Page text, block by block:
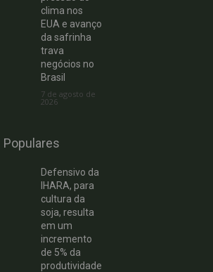
clima nos
EUA e avanço
da safrinha
trava
negócios no
Brasil
7 de agosto de
2026
Populares
Defensivo da
IHARA, para
cultura da
soja, resulta
em um
incremento
de 5% da
produtividade